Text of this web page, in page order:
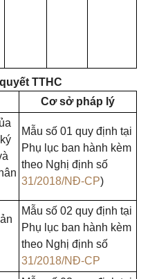
TTHC
Cơ sở pháp lý
Mẫu số 01 quy định tại
Phụ lục ban hành kèm
theo Nghị định số
31/2018/NĐ-CP)
Mẫu số 02 quy định tại
Phụ lục ban hành kèm
theo Nghị định số
31/2018/NĐ-CP